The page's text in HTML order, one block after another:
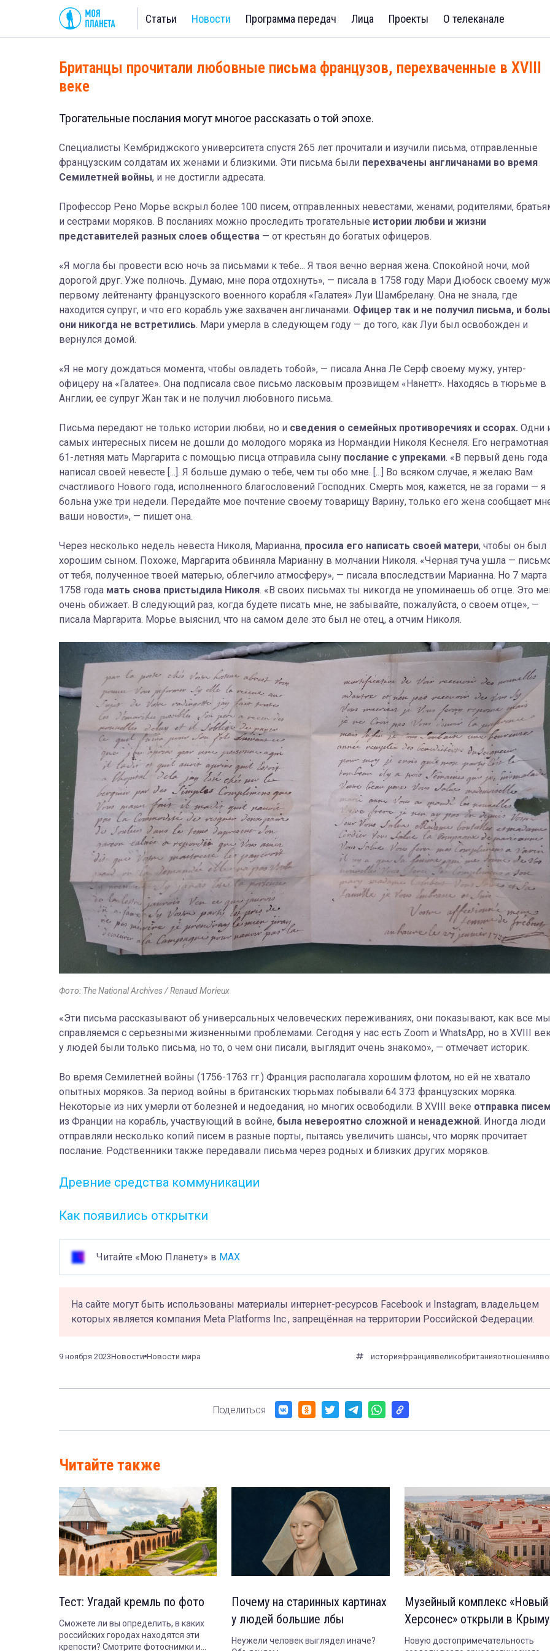
Статьи Новости Программа передач Лица Проекты О телеканале
Британцы прочитали любовные письма французов, перехваченные в XVIII
веке
Трогательные послания могут многое рассказать о той эпохе.
Специалисты Кембриджского университета спустя 265 лет прочитали и изучили письма, отправленные
французским солдатам их женами и близкими. Эти письма были перехвачены англичанами во время
Семилетней войны, и не достигли адресата.
Профессор Рено Морье вскрыл более 100 писем, отправленных невестами, женами, родителями,
и сестрами моряков. В посланиях можно проследить трогательные истории любви и жизни
представителей разных слоев общества — от крестьян до богатых офицеров.
«Я могла бы провести всю ночь за письмами к тебе... Я твоя вечно верная жена. Спокойной ночи, мой
дорогой друг. Уже полночь. Думаю, мне пора отдохнуть», — писала в 1758 году Мари Дюбоск своему
первому лейтенанту французского военного корабля «Галатея» Луи Шамбрелану. Она не знала, где
находится супруг, и что его корабль уже захвачен англичанами. Офицер так и не получил письма, и
они никогда не встретились. Мари умерла в следующем году — до того, как Луи был освобожден и
вернулся домой.
«Я не могу дождаться момента, чтобы овладеть тобой», — писала Анна Ле Серф своему мужу, унтер-
офицеру на «Галатее». Она подписала свое письмо ласковым прозвищем «Нанетт». Находясь в тюрьме в
Англии, ее супруг Жан так и не получил любовного письма.
Письма передают не только истории любви, но и сведения о семейных противоречиях и ссорах. Одни
самых интересных писем не дошли до молодого моряка из Нормандии Николя Кеснеля. Его неграмотная
61-летняя мать Маргарита с помощью писца отправила сыну послание с упреками. «В первый день
написал своей невесте [...]. Я больше думаю о тебе, чем ты обо мне. [...] Во всяком случае, я желаю Вам
счастливого Нового года, исполненного благословений Господних. Смерть моя, кажется, не за горами — я
больна уже три недели. Передайте мое почтение своему товарищу Варину, только его жена сообщает
ваши новости», — пишет она.
Через несколько недель невеста Николя, Марианна, просила его написать своей матери, чтобы он был
хорошим сыном. Похоже, Маргарита обвиняла Марианну в молчании Николя. «Черная туча ушла —
от тебя, полученное твоей матерью, облегчило атмосферу», — писала впоследствии Марианна. Но 7 марта
1758 года мать снова пристыдила Николя. «В своих письмах ты никогда не упоминаешь об отце. Это
очень обижает. В следующий раз, когда будете писать мне, не забывайте, пожалуйста, о своем отце», —
писала Маргарита. Морье выяснил, что на самом деле это был не отец, а отчим Николя.
Фото: The National Archives / Renaud Morieux
«Эти письма рассказывают об универсальных человеческих переживаниях, они показывают, как все мы
справляемся с серьезными жизненными проблемами. Сегодня у нас есть Zoom и WhatsApp, но в XVIII
у людей были только письма, но то, о чем они писали, выглядит очень знакомо», — отмечает историк.
Во время Семилетней войны (1756-1763 гг.) Франция располагала хорошим флотом, но ей не хватало
опытных моряков. За период войны в британских тюрьмах побывали 64 373 французских моряка.
Некоторые из них умерли от болезней и недоедания, но многих освободили. В XVIII веке отправка
из Франции на корабль, участвующий в войне, была невероятно сложной и ненадежной. Иногда люди
отправляли несколько копий писем в разные порты, пытаясь увеличить шансы, что моряк прочитает
послание. Родственники также передавали письма через родных и близких других моряков.
Древние средства коммуникации
Как появились открытки
Читайте «Мою Планету» в MAX
На сайте могут быть использованы материалы интернет-ресурсов Facebook и Instagram, владельцем
которых является компания Meta Platforms Inc., запрещённая на территории Российской Федерации.
9 ноября 2023Новости Новости мира историяфранциявеликобританияотношения
Поделиться
Читайте также
Тест: Угадай кремль по фото
Сможете ли вы определить, в каких
российских городах находятся эти
крепости? Смотрите фотоснимки и
Почему на старинных картинах
у людей большие лбы
Неужели человек выглядел иначе?
Музейный комплекс «Новый
Херсонес» открыли в Крыму
Новую достопримечательность